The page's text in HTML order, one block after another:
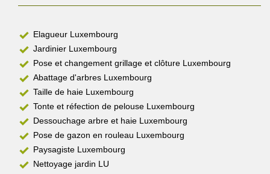
Elagueur Luxembourg
Jardinier Luxembourg
Pose et changement grillage et clôture Luxembourg
Abattage d'arbres Luxembourg
Taille de haie Luxembourg
Tonte et réfection de pelouse Luxembourg
Dessouchage arbre et haie Luxembourg
Pose de gazon en rouleau Luxembourg
Paysagiste Luxembourg
Nettoyage jardin LU